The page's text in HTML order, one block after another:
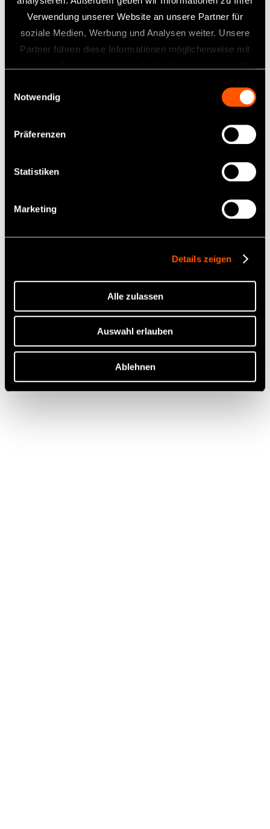
Verwendung unserer Website an unsere Partner für
soziale Medien, Werbung und Analysen weiter. Unsere
Partner führen diese Informationen möglicherweise mit
Notwendig
Präferenzen
Statistiken
Marketing
Details zeigen
Alle zulassen
Auswahl erlauben
Ablehnen